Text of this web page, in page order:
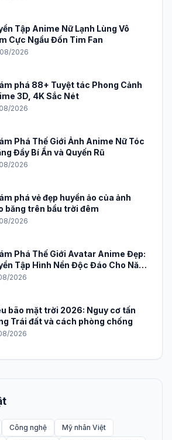
Tập Anime Nữ Lạnh Lùng Vô
Cực Ngầu Đốn Tim Fan
2026
phá 88+ Tuyệt tác Phong Cảnh
3D, 4K Sắc Nét
2026
Phá Thế Giới Ảnh Anime Nữ Tóc
Đầy Bí Ẩn và Quyến Rũ
2026
phá vẻ đẹp huyền ảo của ảnh
băng trên bầu trời đêm
2026
Phá Thế Giới Avatar Anime Đẹp:
Tập Hình Nền Độc Đáo Cho Năm
2026
bão mặt trời 2026: Nguy cơ tấn
Trái đất và cách phòng chống
2026
Công nghệ
Mỹ nhân Việt